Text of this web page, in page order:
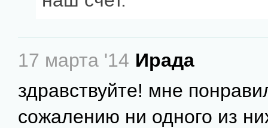
17 марта '14 Ирада
здравствуйте! мне
сожалению ни одного из